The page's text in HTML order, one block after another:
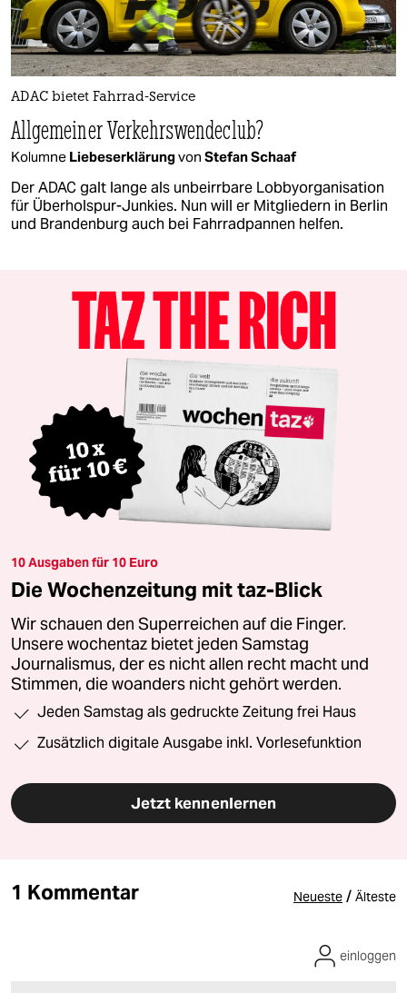
ADAC bietet Fahrrad-Service
Allgemeiner Verkehrswendeclub?
Kolumne Liebeserklärungvon Stefan Schaaf
Der ADAC galt lange als unbeirrbare Lobbyorganisation
für Überholspur-Junkies. Nun will er Mitgliedern in Berlin
und Brandenburg auch bei Fahrradpannen helfen.
10 Ausgaben für 10 Euro
Die Wochenzeitung mit taz-Blick
Wir schauen den Superreichen auf die Finger.
Unsere wochentaz bietet jeden Samstag
Journalismus, der es nicht allen recht macht und
Stimmen, die woanders nicht gehört werden.
Jeden Samstag als gedruckte Zeitung frei Haus
Zusätzlich digitale Ausgabe inkl. Vorlesefunktion
Jetzt kennenlernen
1 Kommentar Neueste / Älteste
einloggen